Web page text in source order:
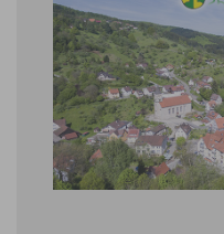
GRILLSTELLEN